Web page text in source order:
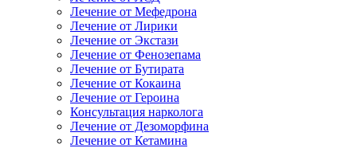
Лечение от Мефедрона
Лечение от Лирики
Лечение от Экстази
Лечение от Фенозепама
Лечение от Бутирата
Лечение от Кокаина
Лечение от Героина
Консультация нарколога
Лечение от Дезоморфина
Лечение от Кетамина